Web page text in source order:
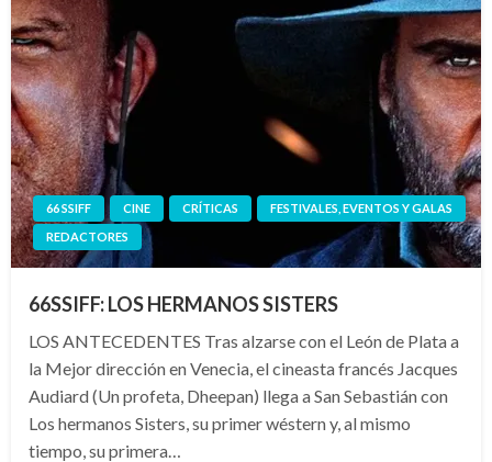
66 SSIFF CINE CRÍTICAS
FESTIVALES, EVENTOS Y GALAS
REDACTORES
66SSIFF: LOS HERMANOS SISTERS
LOS ANTECEDENTES Tras alzarse con el León de Plata a
la Mejor dirección en Venecia, el cineasta francés Jacques
Audiard (Un profeta, Dheepan) llega a San Sebastián con
Los hermanos Sisters, su primer wéstern y, al mismo
tiempo, su primera…